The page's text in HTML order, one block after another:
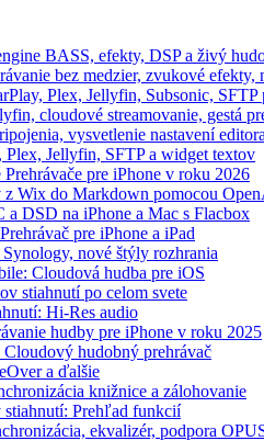
BASS, efekty, DSP a živý
bez medzier, zvukové
Plex, Jellyfin, Subsonic,
cloudové streamovanie, gestá
vysvetlenie nastavení
Jellyfin, SFTP a widget textov
pre iPhone v roku 2026
Wix do Markdown pomocou
a DSD na iPhone a Mac s Flacbox
pre iPhone a iPad
nové štýly rozhrania
Cloudová hudba pre iOS
stiahnutí po celom svete
Hi-Res audio
hudby pre iPhone v roku 2025
hudobný prehrávač
a ďalšie
knižnice a zálohovanie
Prehľad funkcií
ekvalizér, podpora